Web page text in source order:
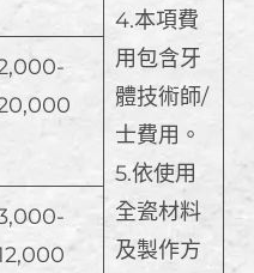
4.本項費
用包含牙
體技術師/
士費用。
5.依使用
全瓷材料
及製作方